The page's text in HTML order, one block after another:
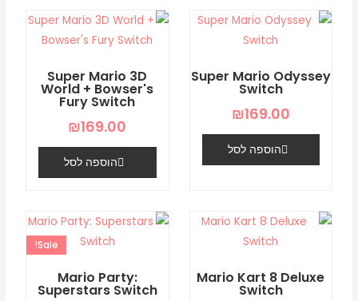
Super Mario Odyssey
Switch
₪169.00
הוספה לסל
Super Mario 3D
World + Bowser's
Fury Switch
₪169.00
הוספה לסל
Mario Kart 8 Deluxe
Switch
Mario Party:
Superstars Switch
Sale!
המחיר
המקורי
₪225.00.
הוא: